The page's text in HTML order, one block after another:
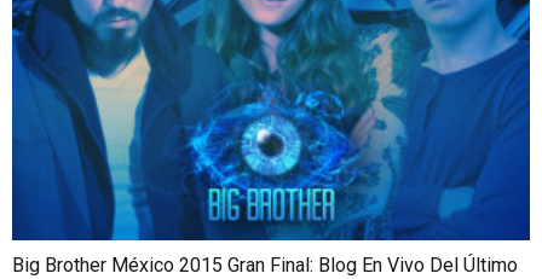
Big Brother México 2015 Gran Final: Blog En Vivo Del Último